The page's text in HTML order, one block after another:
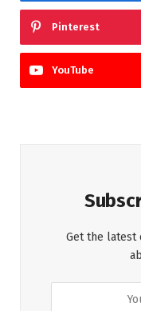
Pinterest
YouTube
Get the latest